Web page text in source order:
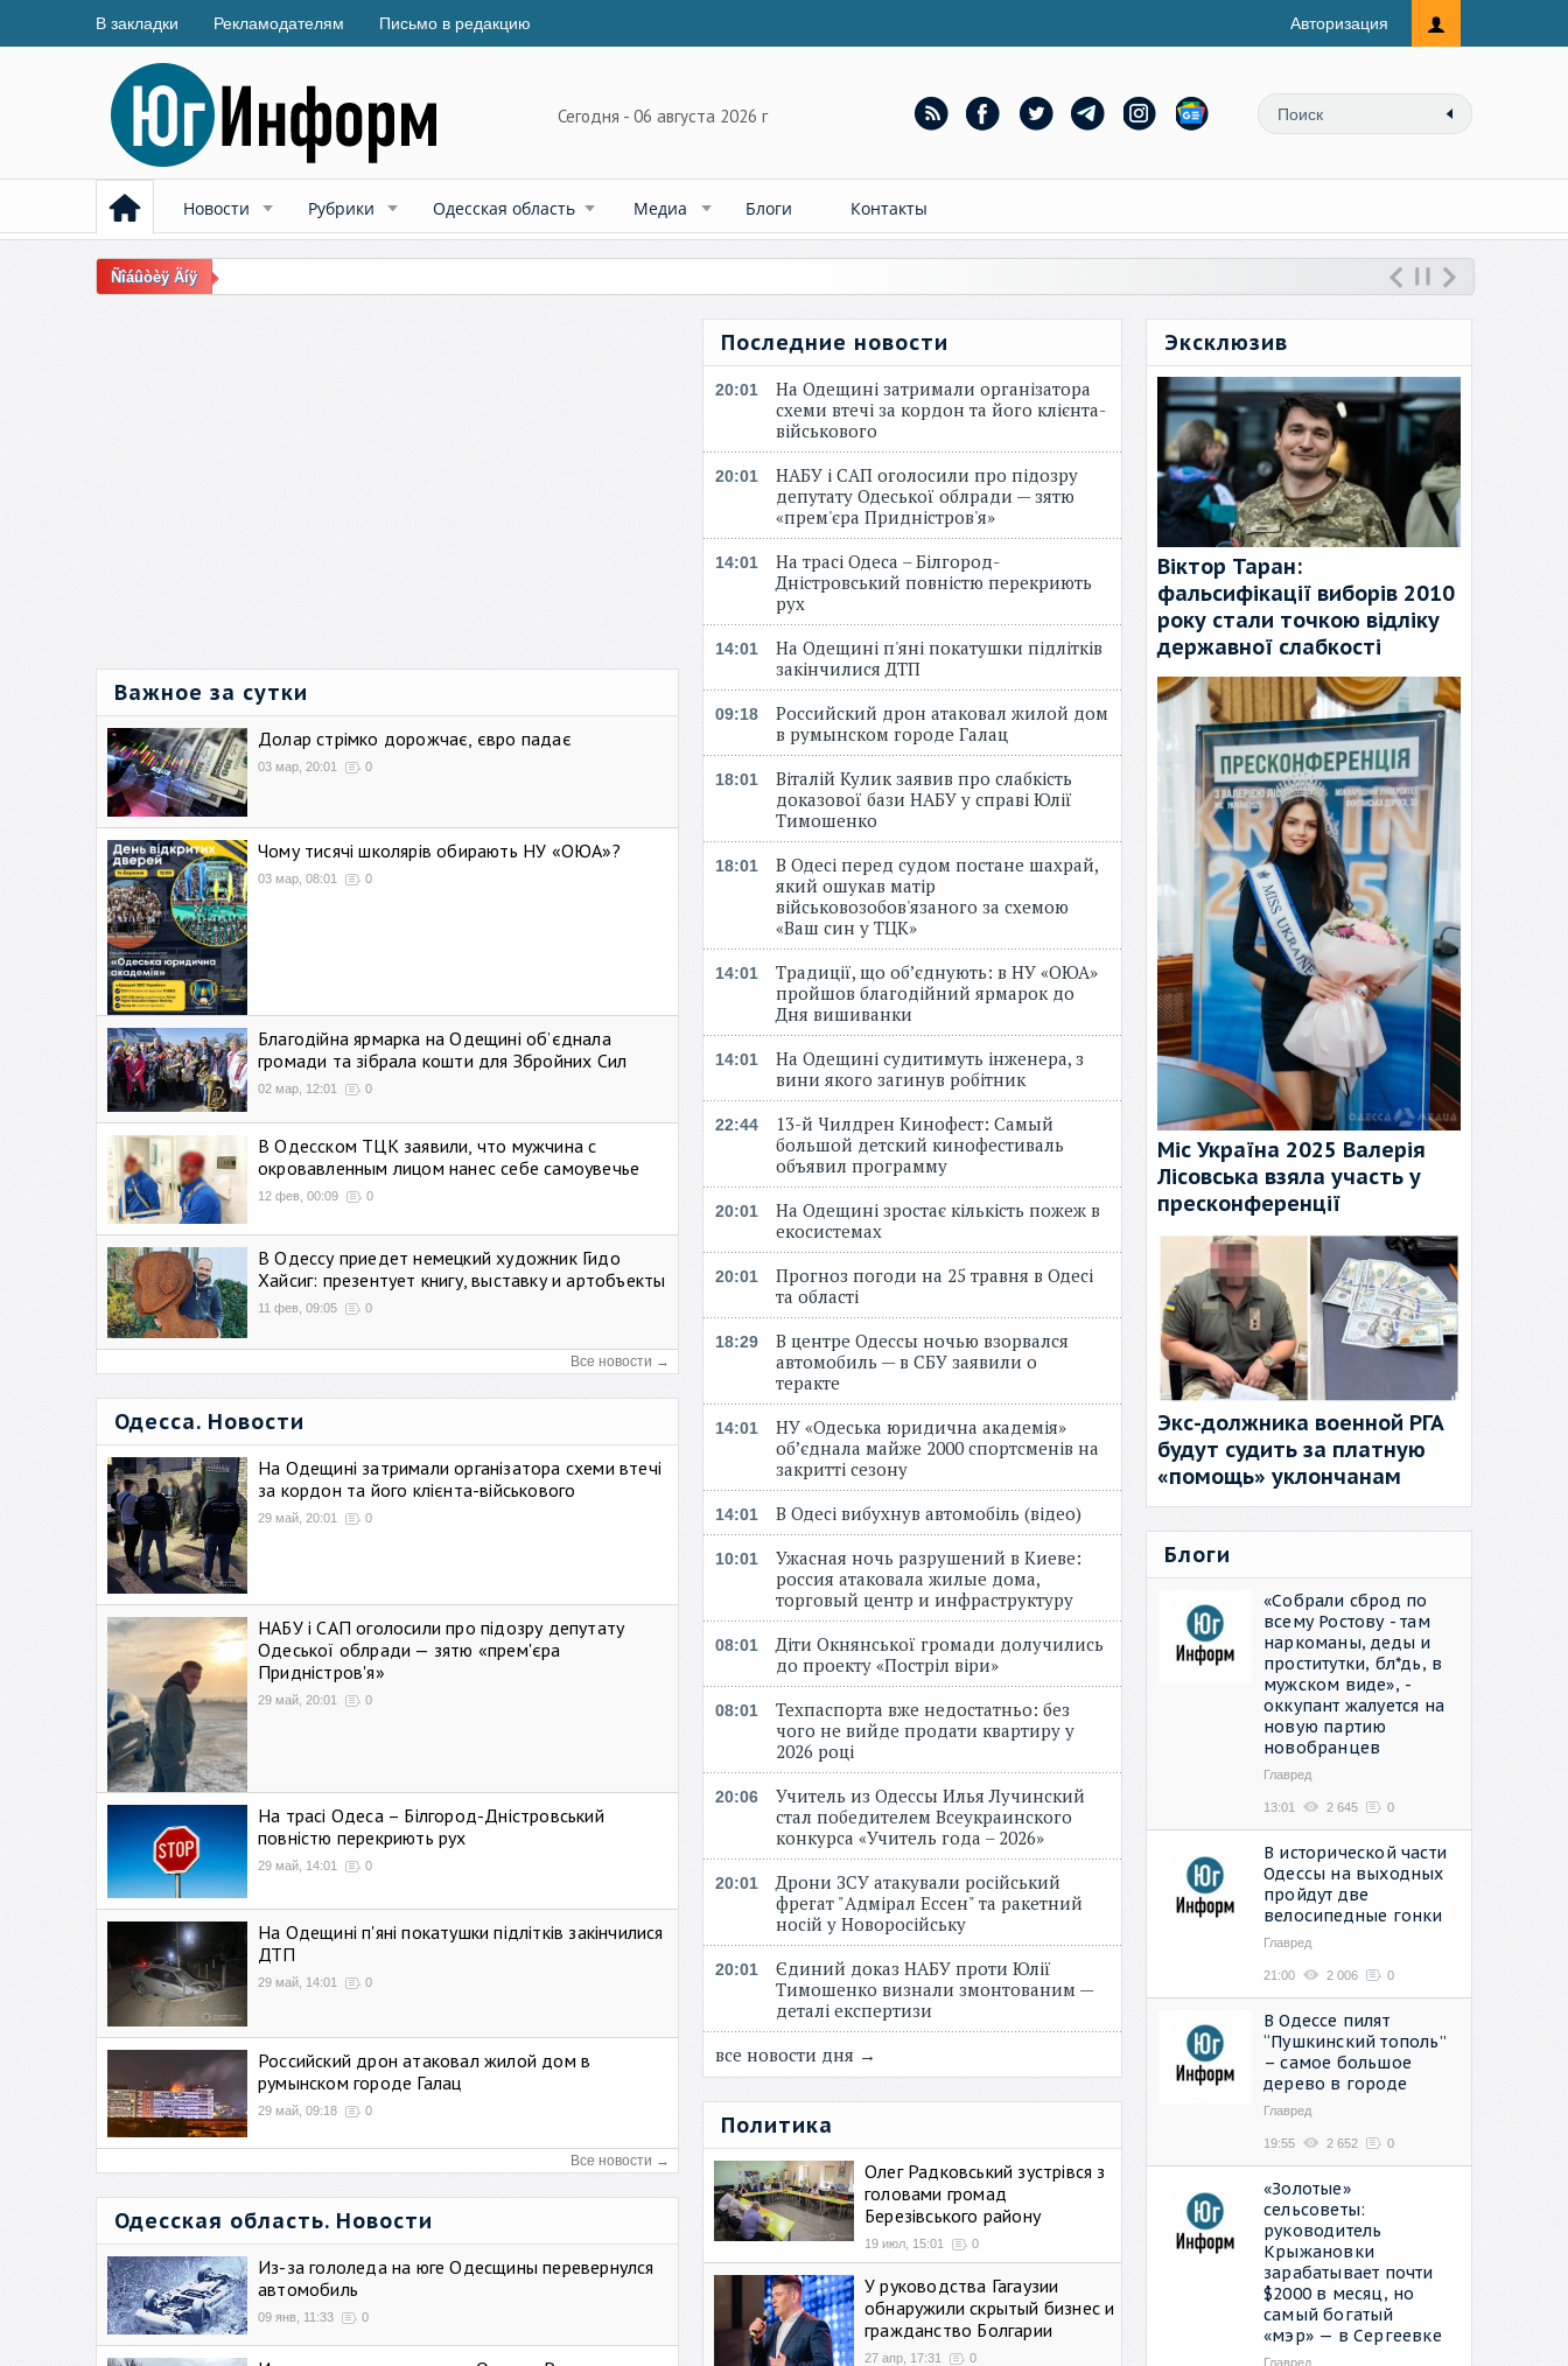
В закладки Рекламодателям Письмо в редакцию Авторизация
Сегодня - 06 августа 2026 г
Новости Рубрики Одесская область Медиа Блоги Контакты
Ñîáûòèÿ Äíÿ
Важное за сутки
Долар стрімко дорожчає, євро падає
03 мар, 20:01 0
Чому тисячі школярів обирають НУ «ОЮА»?
03 мар, 08:01 0
Благодійна ярмарка на Одещині об’єднала
громади та зібрала кошти для Збройних Сил
02 мар, 12:01 0
В Одесском ТЦК заявили, что мужчина с
окровавленным лицом нанес себе самоувечье
12 фев, 00:09 0
В Одессу приедет немецкий художник Гидо
Хайсиг: презентует книгу, выставку и артобъекты
11 фев, 09:05 0
Все новости →
Одесса. Новости
На Одещині затримали організатора схеми втечі
за кордон та його клієнта-військового
29 май, 20:01 0
НАБУ і САП оголосили про підозру депутату
Одеської облради — зятю «прем'єра
Придністров'я»
29 май, 20:01 0
На трасі Одеса – Білгород-Дністровський
повністю перекриють рух
29 май, 14:01 0
На Одещині п'яні покатушки підлітків закінчилися
ДТП
29 май, 14:01 0
Российский дрон атаковал жилой дом в
румынском городе Галац
29 май, 09:18 0
Все новости →
Одесская область. Новости
Из-за гололеда на юге Одесщины перевернулся
автомобиль
09 янв, 11:33 0
Последние новости
20:01
На Одещині затримали організатора
схеми втечі за кордон та його клієнта-
військового
20:01
НАБУ і САП оголосили про підозру
депутату Одеської облради — зятю
«прем'єра Придністров'я»
14:01
На трасі Одеса – Білгород-
Дністровський повністю перекриють
рух
14:01
На Одещині п'яні покатушки підлітків
закінчилися ДТП
09:18
Российский дрон атаковал жилой дом
в румынском городе Галац
18:01
Віталій Кулик заявив про слабкість
доказової бази НАБУ у справі Юлії
Тимошенко
18:01
В Одесі перед судом постане шахрай,
який ошукав матір
військовозобов'язаного за схемою
«Ваш син у ТЦК»
14:01
Традиції, що об’єднують: в НУ «ОЮА»
пройшов благодійний ярмарок до
Дня вишиванки
14:01
На Одещині судитимуть інженера, з
вини якого загинув робітник
22:44
13-й Чилдрен Кинофест: Самый
большой детский кинофестиваль
объявил программу
20:01
На Одещині зростає кількість пожеж в
екосистемах
20:01
Прогноз погоди на 25 травня в Одесі
та області
18:29
В центре Одессы ночью взорвался
автомобиль — в СБУ заявили о
теракте
14:01
НУ «Одеська юридична академія»
об’єднала майже 2000 спортсменів на
закритті сезону
14:01 В Одесі вибухнув автомобіль (відео)
10:01
Ужасная ночь разрушений в Киеве:
россия атаковала жилые дома,
торговый центр и инфраструктуру
08:01
Діти Окнянської громади долучились
до проекту «Постріл віри»
08:01
Техпаспорта вже недостатньо: без
чого не вийде продати квартиру у
2026 році
20:06
Учитель из Одессы Илья Лучинский
стал победителем Всеукраинского
конкурса «Учитель года – 2026»
20:01
Дрони ЗСУ атакували російський
фрегат "Адмірал Ессен" та ракетний
носій у Новоросійську
20:01
Єдиний доказ НАБУ проти Юлії
Тимошенко визнали змонтованим —
деталі експертизи
все новости дня →
Политика
Олег Радковський зустрівся з
головами громад
Березівського району
19 июл, 15:01 0
У руководства Гагаузии
обнаружили скрытый бизнес и
гражданство Болгарии
27 апр, 17:31 0
Эксклюзив
Віктор Таран:
фальсифікації виборів 2010
року стали точкою відліку
державної слабкості
Міс Україна 2025 Валерія
Лісовська взяла участь у
пресконференції
Экс-должника военной РГА
будут судить за платную
«помощь» уклончанам
Блоги
«Собрали сброд по
всему Ростову - там
наркоманы, деды и
проститутки, бл*дь, в
мужском виде», -
оккупант жалуется на
новую партию
новобранцев
Главред
13:01 2 645 0
В исторической части
Одессы на выходных
пройдут две
велосипедные гонки
Главред
21:00 2 006 0
В Одессе пилят
“Пушкинский тополь”
– самое большое
дерево в городе
Главред
19:55 2 652 0
«Золотые»
сельсоветы:
руководитель
Крыжановки
зарабатывает почти
$2000 в месяц, но
самый богатый
«мэр» — в Сергеевке
Главред